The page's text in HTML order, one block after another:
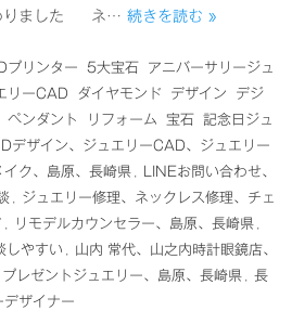
わりました ネ… 続きを読む »
プリンター 5大宝石
アニバーサリージュ
リーCAD ダイヤモンド デザイン
デジ
ペンダント リフォーム 宝石
記念日ジュ
Dデザイン、ジュエリーCAD、ジュエリー
イク、島原、長崎県
LINEお問い合わせ、
ジュエリー修理、ネックレス修理、チェ
リモデルカウンセラー、島原、長崎県
しやすい
山内 常代、山之内時計眼鏡店、
レゼントジュエリー、島原、長崎県
長
デザイナー